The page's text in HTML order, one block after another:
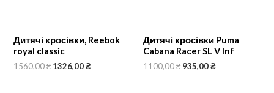
Дитячі кросівки, Reebok
royal classic
1560,00₴ 1326,00₴
Дитячі кросівки Puma
Cabana Racer SL V Inf
1100,00₴ 935,00₴